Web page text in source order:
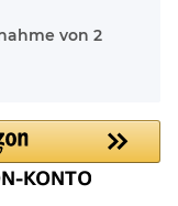
von 2